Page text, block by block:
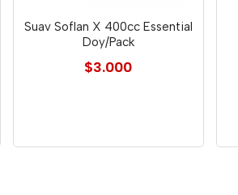
Suav Soflan X 400cc Essential
Doy/Pack
$3.000